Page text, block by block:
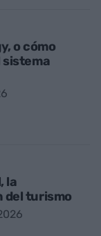
o cómo
la
del turismo